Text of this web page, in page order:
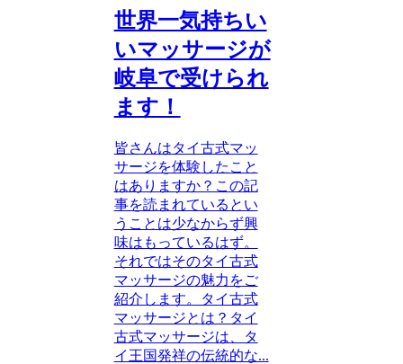
世界一気持ちい
いマッサージが
岐阜で受けられ
ます！
皆さんはタイ古式マッ
サージを体験したこと
はありますか？この記
事を読まれているとい
うことは少なからず興
味はもっているはず。
それではそのタイ古式
マッサージの魅力をご
紹介します。タイ古式
マッサージとは？タイ
古式マッサージは、タ
イ王国発祥の伝統的な...